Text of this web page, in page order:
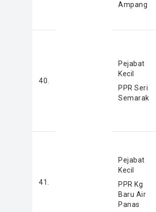
Ampang
40.
Pejabat
Kecil
PPR Seri
Semarak
41.
Pejabat
Kecil
PPR Kg
Baru Air
Panas